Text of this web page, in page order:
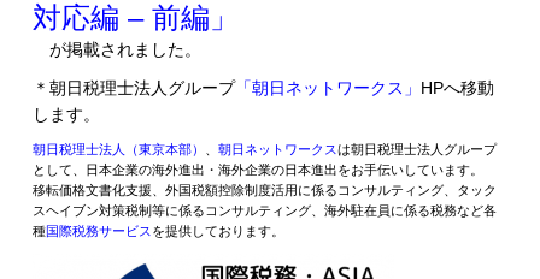
対応編 – 前編」
が掲載されました。
＊朝日税理士法人グループ「朝日ネットワークス」 HPへ移動
します。
朝日税理士法人（東京本部） 朝日ネットワークスは朝日税理士法人グループ
として、日本企業の海外進出・海外企業の日本進出をお手伝いしています。
移転価格文書化支援、外国税額控除制度活用に係るコンサルティング、タック
スヘイブン対策税制等に係るコンサルティング、海外駐在員に係る税務など各
種国際税務サービス を提供しております。